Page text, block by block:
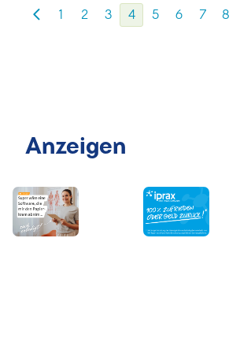
2 3 4 5 6 7 8
Anzeigen